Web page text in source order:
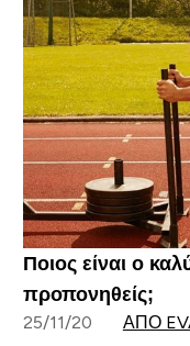
Ποιος είναι ο
προπονηθείς;
25/11/20 ΑΠΌ